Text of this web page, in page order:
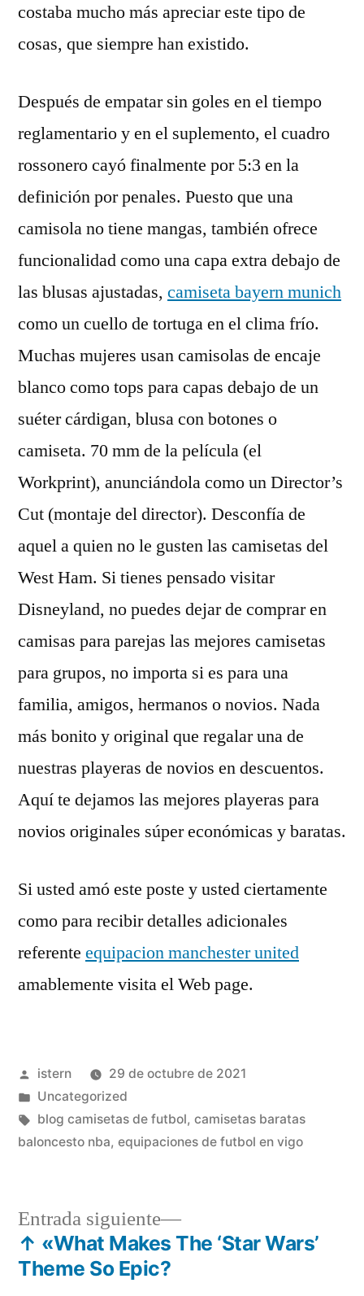
costaba mucho más apreciar este tipo de
cosas, que siempre han existido.
Después de empatar sin goles en el tiempo
reglamentario y en el suplemento, el cuadro
rossonero cayó finalmente por 5:3 en la
definición por penales. Puesto que una
camisola no tiene mangas, también ofrece
funcionalidad como una capa extra debajo de
las blusas ajustadas, camiseta bayern munich
como un cuello de tortuga en el clima frío.
Muchas mujeres usan camisolas de encaje
blanco como tops para capas debajo de un
suéter cárdigan, blusa con botones o
camiseta. 70 mm de la película (el
Workprint), anunciándola como un Director’s
Cut (montaje del director). Desconfía de
aquel a quien no le gusten las camisetas del
West Ham. Si tienes pensado visitar
Disneyland, no puedes dejar de comprar en
camisas para parejas las mejores camisetas
para grupos, no importa si es para una
familia, amigos, hermanos o novios. Nada
más bonito y original que regalar una de
nuestras playeras de novios en descuentos.
Aquí te dejamos las mejores playeras para
novios originales súper económicas y baratas.
Si usted amó este poste y usted ciertamente
como para recibir detalles adicionales
referente equipacion manchester united
amablemente visita el Web page.
Publicado
por
istern
29 de octubre de 2021
Publicado
en
Uncategorized
Etiquetas:
blog camisetas de futbol, camisetas baratas
baloncesto nba, equipaciones de futbol en vigo
Navegación
Entrada siguiente
Entrada
siguiente:
↑ «What Makes The ‘Star Wars’
Theme So Epic?